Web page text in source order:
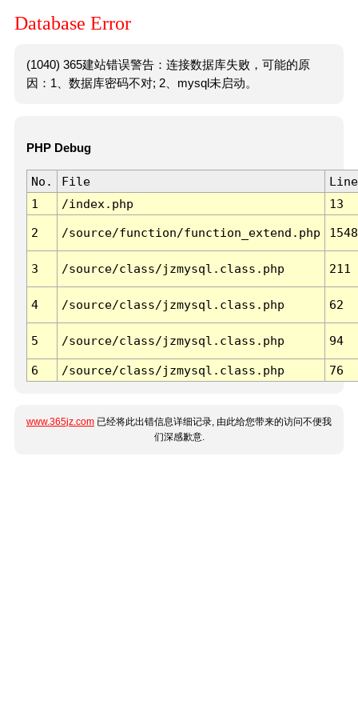
Database Error
(1040) 365建站错误警告：连接数据库失败，可能的原
因：1、数据库密码不对; 2、mysql未启动。
PHP Debug
No. File
Line
1
/index.php 13
2 /source/function/function_extend.php 1548
3 /source/class/jzmysql.class.php 211
4 /source/class/jzmysql.class.php 62
5 /source/class/jzmysql.class.php 94
6 /source/class/jzmysql.class.php 76
www.365jz.com 已经将此出错信息详细记录, 由此给您带来的访问不便我
们深感歉意.